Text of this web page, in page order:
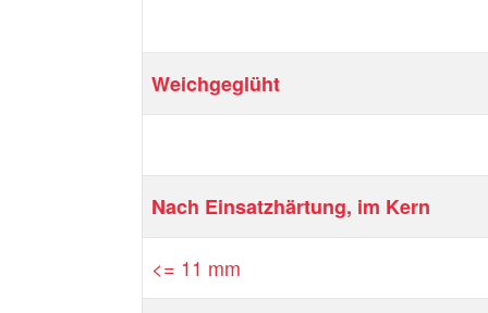
Weichgeglüht
Nach Einsatzhärtung, im Kern
<= 11 mm